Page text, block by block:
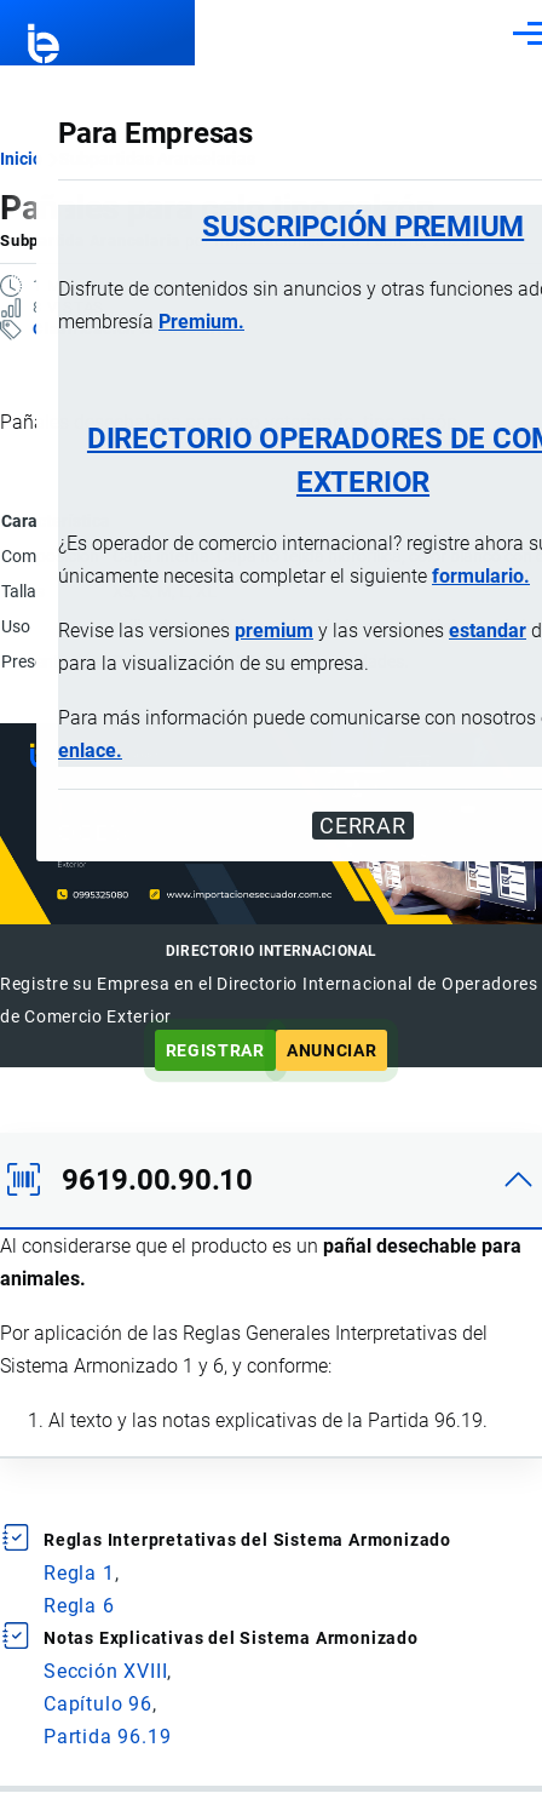
Para Empresas
SUSCRIPCIÓN PREMIUM
Disfrute de contenidos sin anuncios y otras funciones
membresía Premium.
DIRECTORIO OPERADORES DE
EXTERIOR
¿Es operador de comercio internacional? registre ahora
únicamente necesita completar el siguiente formulario.
Revise las versiones premium y las versiones estandar
para la visualización de su empresa.
Para más información puede comunicarse con nosotros
enlace.
CERRAR
Ruta
de
navegación
Inicio
Pañales para celo tipo calzón
Subpartida Arancelaria porImportaciones …, 5 Febrero, 2025
1 MINUTO
8 VISTAS
Clasificación Arancelaria
Pañales desechables para uso veterinario, tipo calzón.
Característica
Composición
Capa interna: Capa no tejida hidrofílica, color blanco
Tallas
Uso
Utilizada para la época de celo (menstruación), para la
Presentación
Paquetes de 10, 20, 30 o más unidades.
DIRECTORIO INTERNACIONAL
Registre su Empresa en el Directorio Internacional de Operadores
de Comercio Exterior
REGISTRAR
ANUNCIAR
9619.00.90.10
Al considerarse que el producto es un pañal desechable para
animales.
Por aplicación de las Reglas Generales Interpretativas del
Sistema Armonizado 1 y 6, y conforme:
Al texto y las notas explicativas de la Partida 96.19.
Reglas Interpretativas del Sistema Armonizado
Regla 1
Regla 6
Notas Explicativas del Sistema Armonizado
Sección XVIII
Capítulo 96
Partida 96.19